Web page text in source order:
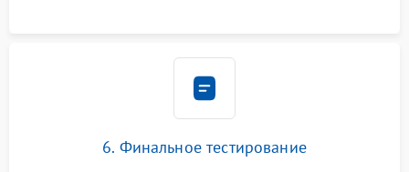
6. Финальное тестирование